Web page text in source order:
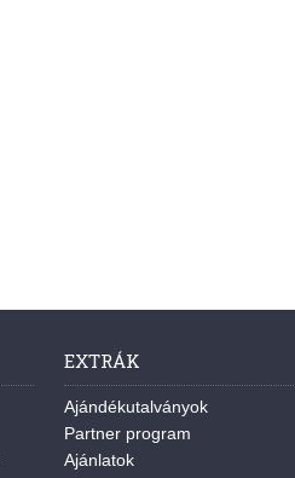
EXTRÁK
Ajándékutalványok
Partner program
Ajánlatok